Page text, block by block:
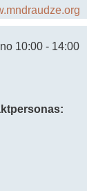
10:00 - 14:00